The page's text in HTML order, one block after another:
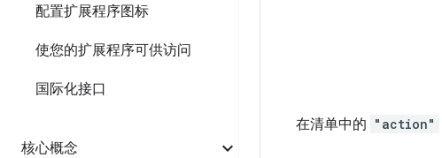
配置扩展程序图标
使您的扩展程序可供访问
国际化接口
核心概念
在清单中的 "action"